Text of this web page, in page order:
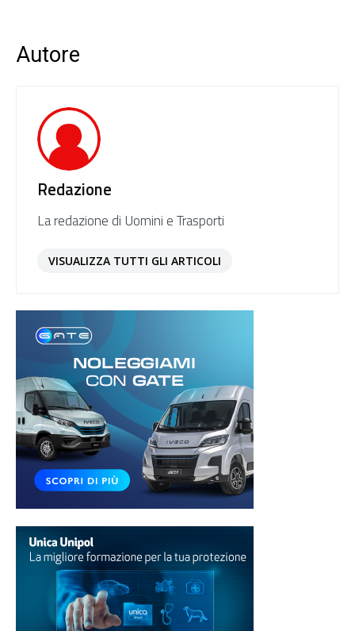
Autore
Redazione
La redazione di Uomini e Trasporti
VISUALIZZA TUTTI GLI ARTICOLI